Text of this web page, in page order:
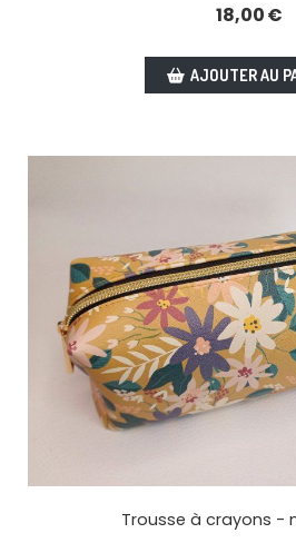
18,00€
AJOUTER AU
Trousse à crayons -